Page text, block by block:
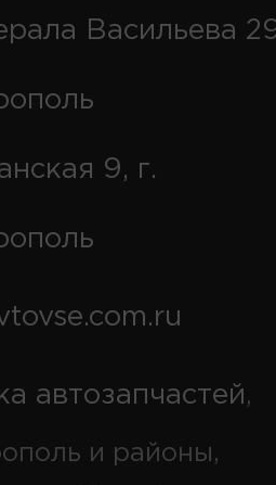
Васильева
9, г.
автозапчастей,
и районы,